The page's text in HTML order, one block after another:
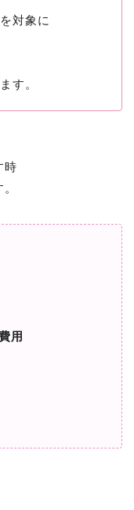
対象に
す。
時
用